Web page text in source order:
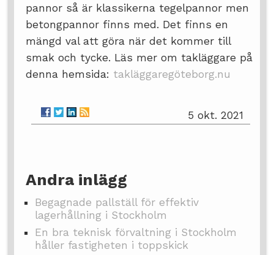
pannor så är klassikerna tegelpannor men
betongpannor finns med. Det finns en
mängd val att göra när det kommer till
smak och tycke. Läs mer om takläggare på
denna hemsida: takläggaregöteborg.nu
5 okt. 2021
Andra inlägg
Begagnade pallställ för effektiv
lagerhållning i Stockholm
En bra teknisk förvaltning i Stockholm
håller fastigheten i toppskick